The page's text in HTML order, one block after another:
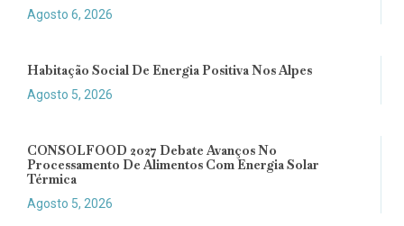
Agosto 6, 2026
Habitação Social De Energia Positiva Nos Alpes
Agosto 5, 2026
CONSOLFOOD 2027 Debate Avanços No
Processamento De Alimentos Com Energia Solar
Térmica
Agosto 5, 2026